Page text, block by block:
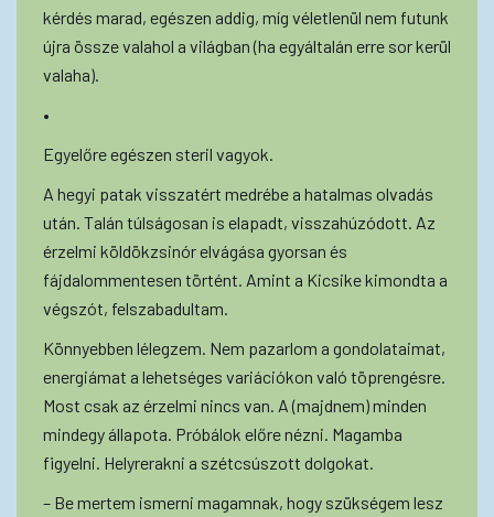
kérdés marad, egészen addig, míg véletlenül nem futunk
újra össze valahol a világban (ha egyáltalán erre sor kerül
valaha).
•
Egyelőre egészen steril vagyok.
A hegyi patak visszatért medrébe a hatalmas olvadás
után. Talán túlságosan is elapadt, visszahúzódott. Az
érzelmi köldökzsinór elvágása gyorsan és
fájdalommentesen történt. Amint a Kicsike kimondta a
végszót, felszabadultam.
Könnyebben lélegzem. Nem pazarlom a gondolataimat,
energiámat a lehetséges variációkon való töprengésre.
Most csak az érzelmi nincs van. A (majdnem) minden
mindegy állapota. Próbálok előre nézni. Magamba
figyelni. Helyrerakni a szétcsúszott dolgokat.
– Be mertem ismerni magamnak, hogy szükségem lesz